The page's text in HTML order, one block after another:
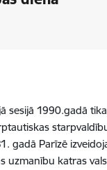
sesijā 1990.gadā
gadā Parīzē
uzmanību katras